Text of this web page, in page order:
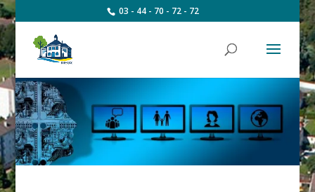
03 - 44 - 70 - 72 - 72